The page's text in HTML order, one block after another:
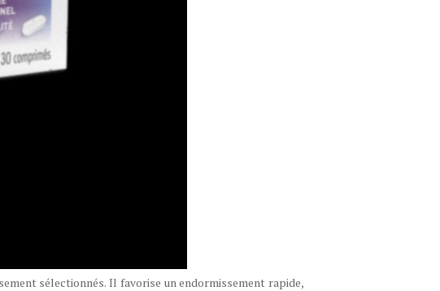
sélectionnés. Il favorise un endormissement rapide,